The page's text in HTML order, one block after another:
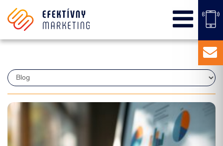
PPC kampane
Správa sociálnych sietí
Balíky služieb
Marketingový základ
Externý marketingový manažér pre vašu firmu